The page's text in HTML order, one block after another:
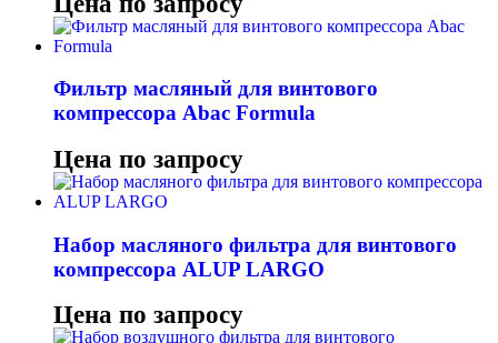
Фильтр масляный для винтового
компрессора Abac Formula
Цена по запросу
Набор масляного фильтра для винтового
компрессора ALUP LARGO
Цена по запросу